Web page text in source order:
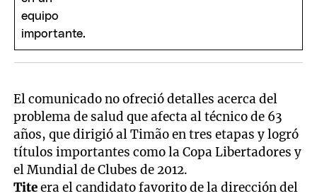
El comunicado no ofreció detalles acerca del
problema de salud que afecta al técnico de 63
años, que dirigió al Timão en tres etapas y logró
títulos importantes como la Copa Libertadores y
el Mundial de Clubes de 2012.
Titeera el candidato favorito de la dirección del